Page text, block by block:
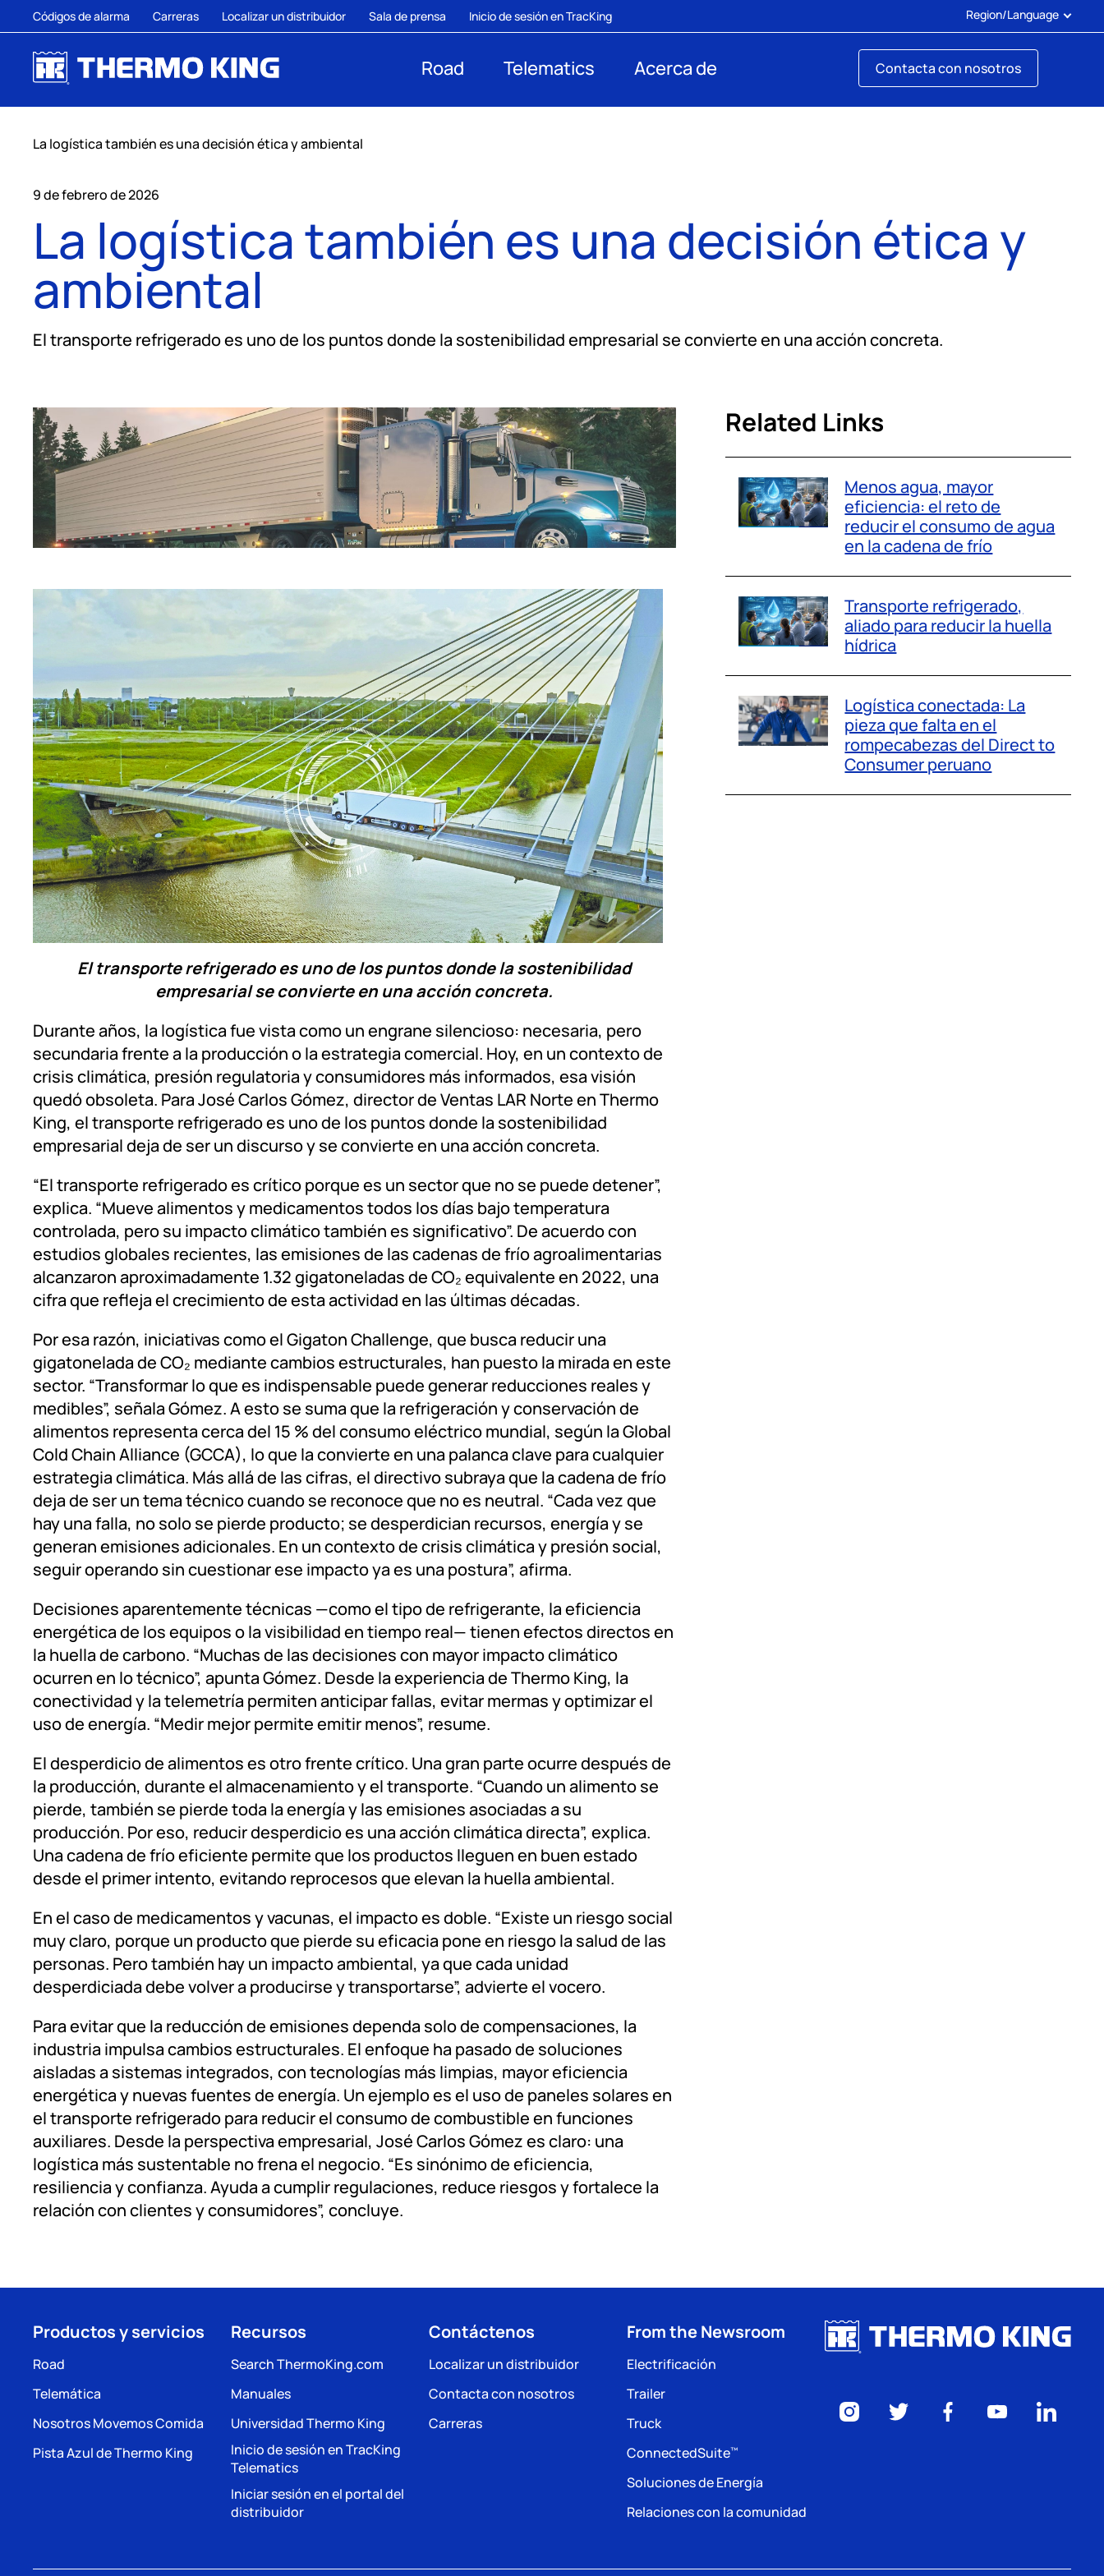
Region/Language
Códigos de alarma Carreras Localizar un distribuidor Sala de prensa Inicio de sesión en TracKing
Road Telematics Acerca de Contacta con nosotros
La logística también es una decisión ética y ambiental
9 de febrero de 2026
La logística también es una decisión ética y
ambiental
El transporte refrigerado es uno de los puntos donde la sostenibilidad empresarial se convierte en una acción concreta.
El transporte refrigerado es uno de los puntos donde la sostenibilidad
empresarial se convierte en una acción concreta.
Durante años, la logística fue vista como un engrane silencioso: necesaria, pero
secundaria frente a la producción o la estrategia comercial. Hoy, en un contexto de
crisis climática, presión regulatoria y consumidores más informados, esa visión
quedó obsoleta. Para José Carlos Gómez, director de Ventas LAR Norte en Thermo
King, el transporte refrigerado es uno de los puntos donde la sostenibilidad
empresarial deja de ser un discurso y se convierte en una acción concreta.
“El transporte refrigerado es crítico porque es un sector que no se puede detener”,
explica. “Mueve alimentos y medicamentos todos los días bajo temperatura
controlada, pero su impacto climático también es significativo”. De acuerdo con
estudios globales recientes, las emisiones de las cadenas de frío agroalimentarias
alcanzaron aproximadamente 1.32 gigatoneladas de CO₂ equivalente en 2022, una
cifra que refleja el crecimiento de esta actividad en las últimas décadas.
Por esa razón, iniciativas como el Gigaton Challenge, que busca reducir una
gigatonelada de CO₂ mediante cambios estructurales, han puesto la mirada en este
sector. “Transformar lo que es indispensable puede generar reducciones reales y
medibles”, señala Gómez. A esto se suma que la refrigeración y conservación de
alimentos representa cerca del 15 % del consumo eléctrico mundial, según la Global
Cold Chain Alliance (GCCA), lo que la convierte en una palanca clave para cualquier
estrategia climática. Más allá de las cifras, el directivo subraya que la cadena de frío
deja de ser un tema técnico cuando se reconoce que no es neutral. “Cada vez que
hay una falla, no solo se pierde producto; se desperdician recursos, energía y se
generan emisiones adicionales. En un contexto de crisis climática y presión social,
seguir operando sin cuestionar ese impacto ya es una postura”, afirma.
Decisiones aparentemente técnicas —como el tipo de refrigerante, la eficiencia
energética de los equipos o la visibilidad en tiempo real— tienen efectos directos en
la huella de carbono. “Muchas de las decisiones con mayor impacto climático
ocurren en lo técnico”, apunta Gómez. Desde la experiencia de Thermo King, la
conectividad y la telemetría permiten anticipar fallas, evitar mermas y optimizar el
uso de energía. “Medir mejor permite emitir menos”, resume.
El desperdicio de alimentos es otro frente crítico. Una gran parte ocurre después de
la producción, durante el almacenamiento y el transporte. “Cuando un alimento se
pierde, también se pierde toda la energía y las emisiones asociadas a su
producción. Por eso, reducir desperdicio es una acción climática directa”, explica.
Una cadena de frío eficiente permite que los productos lleguen en buen estado
desde el primer intento, evitando reprocesos que elevan la huella ambiental.
En el caso de medicamentos y vacunas, el impacto es doble. “Existe un riesgo social
muy claro, porque un producto que pierde su eficacia pone en riesgo la salud de las
personas. Pero también hay un impacto ambiental, ya que cada unidad
desperdiciada debe volver a producirse y transportarse”, advierte el vocero.
Para evitar que la reducción de emisiones dependa solo de compensaciones, la
industria impulsa cambios estructurales. El enfoque ha pasado de soluciones
aisladas a sistemas integrados, con tecnologías más limpias, mayor eficiencia
energética y nuevas fuentes de energía. Un ejemplo es el uso de paneles solares en
el transporte refrigerado para reducir el consumo de combustible en funciones
auxiliares. Desde la perspectiva empresarial, José Carlos Gómez es claro: una
logística más sustentable no frena el negocio. “Es sinónimo de eficiencia,
resiliencia y confianza. Ayuda a cumplir regulaciones, reduce riesgos y fortalece la
relación con clientes y consumidores”, concluye.
Related Links
Menos agua, mayor
eficiencia: el reto de
reducir el consumo de agua
en la cadena de frío
Transporte refrigerado,
aliado para reducir la huella
hídrica
Logística conectada: La
pieza que falta en el
rompecabezas del Direct to
Consumer peruano
Productos y servicios
Road
Telemática
Nosotros Movemos Comida
Pista Azul de Thermo King
Recursos
Search ThermoKing.com
Manuales
Universidad Thermo King
Inicio de sesión en TracKing
Telematics
Iniciar sesión en el portal del
distribuidor
Contáctenos
Localizar un distribuidor
Contacta con nosotros
Carreras
From the Newsroom
Electrificación
Trailer
Truck
ConnectedSuite™
Soluciones de Energía
Relaciones con la comunidad